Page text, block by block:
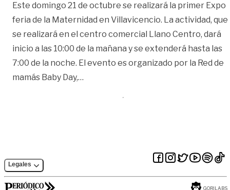
Este domingo 21 de octubre se realizará la primer Expo
feria de la Maternidad en Villavicencio. La actividad, que
se realizará en el centro comercial Llano Centro, dará
inicio a las 10:00 de la mañana y se extenderá hasta las
7:00 de la noche. El evento es organizado por la Red de
mamás Baby Day,…
Legales
GORILABS